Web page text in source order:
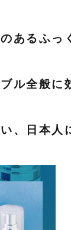
あるふっ
ル全般に
、日本人